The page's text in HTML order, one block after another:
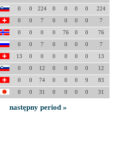
0 0 224 0 0 0 0 224
0 0 7 0 0 0 0 7
0 0 0 0 76 0 0 76
0 0 7 0 0 0 0 7
13 0 0 0 0 0 0 13
0 0 12 0 0 0 0 12
0 0 74 0 0 0 9 83
0 0 31 0 0 0 0 31
następny period »